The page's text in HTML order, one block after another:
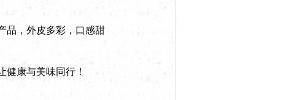
，外皮多彩，口感甜
康与美味同行！